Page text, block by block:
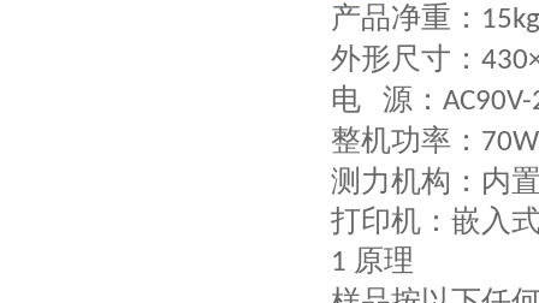
产品净重： 15kg
外形尺寸：
电 源：
整机功率： 70W
测力机构：内
打印机： 嵌入
1 原理